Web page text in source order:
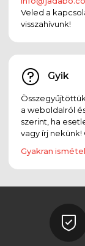
Veled a
visszahívunk!
Gyik
a weboldalról
szerint, ha
vagy írj nekünk!
Gyakran